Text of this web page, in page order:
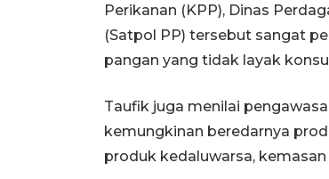
Perikanan (KPP), Dinas
(Satpol PP) tersebut sangat
pangan yang tidak layak
Taufik juga menilai
kemungkinan beredarnya
produk kedaluwarsa,